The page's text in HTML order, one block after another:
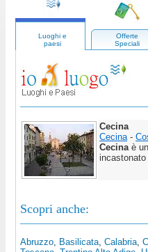
Luoghi e
paesi
Offerte
Speciali
Cecina
Cecina-
Cecinaè
incastonato
Scopri anche:
Abruzzo, Basilicata, Calabria,